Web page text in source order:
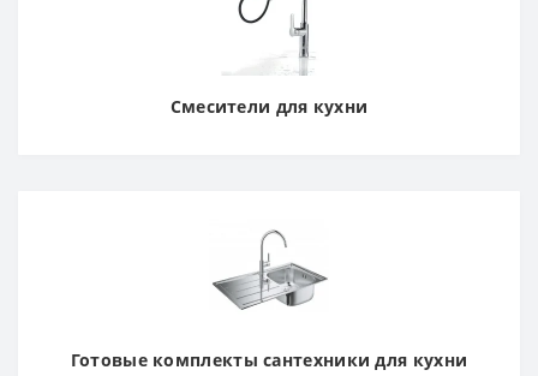
Смесители для кухни
Готовые комплекты сантехники для кухни